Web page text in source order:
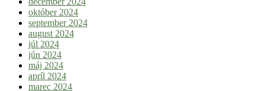
október 2024
september 2024
august 2024
júl 2024
jún 2024
máj 2024
apríl 2024
marec 2024